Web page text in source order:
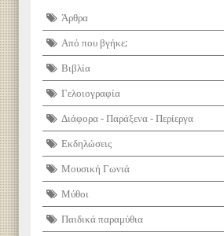
Άρθρα
Από που βγήκε;
Βιβλία
Γελοιογραφία
Διάφορα - Παράξενα - Περίεργα
Εκδηλώσεις
Μουσική Γωνιά
Μύθοι
Παιδικά παραμύθια